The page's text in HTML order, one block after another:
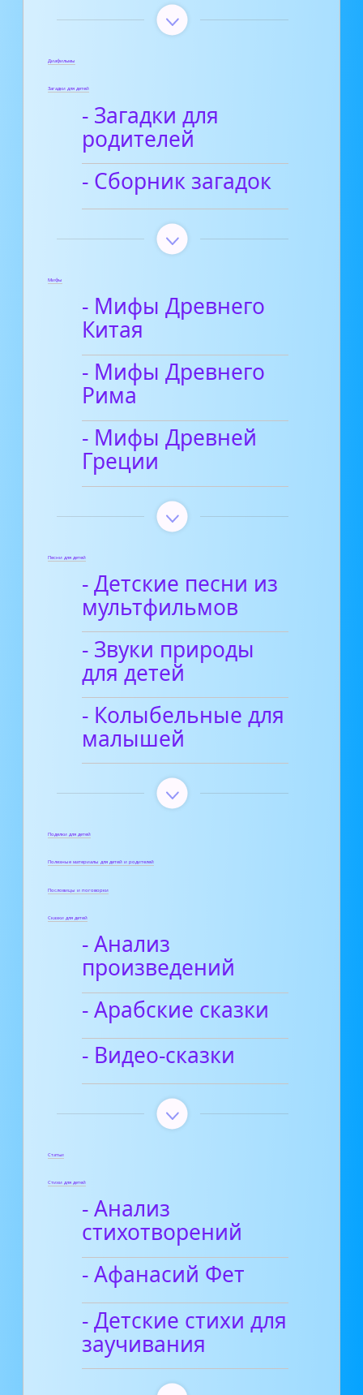
Диафильмы
Загадки для детей
- Загадки для
родителей
- Сборник загадок
Мифы
- Мифы Древнего
Китая
- Мифы Древнего
Рима
- Мифы Древней
Греции
Песни для детей
- Детские песни из
мультфильмов
- Звуки природы
для детей
- Колыбельные для
малышей
Поделки для детей
Полезные материалы для детей и родителей
Пословицы и поговорки
Сказки для детей
- Анализ
произведений
- Арабские сказки
- Видео-сказки
Статьи
Стихи для детей
- Анализ
стихотворений
- Афанасий Фет
- Детские стихи для
заучивания